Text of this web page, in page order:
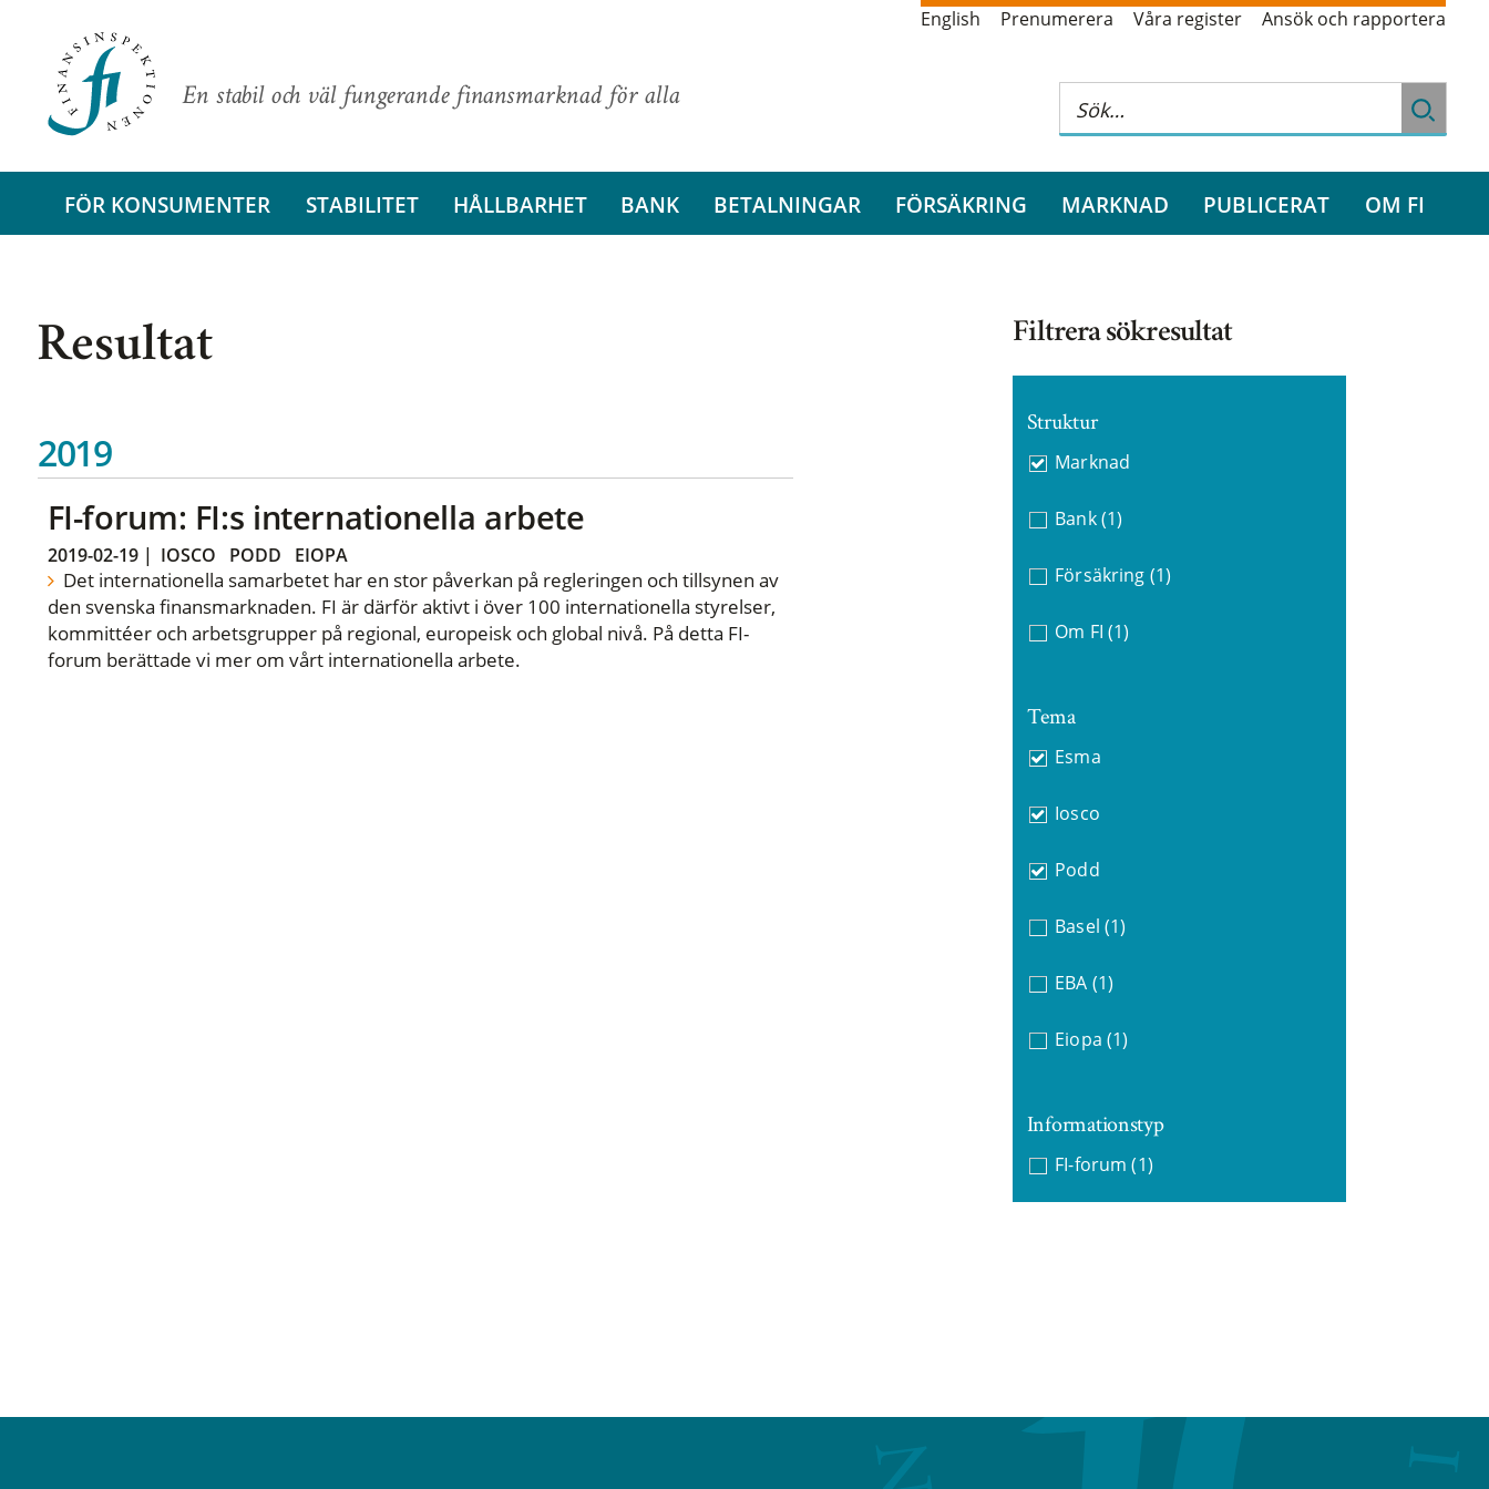
En stabil och väl fungerande finansmarknad för alla
English Prenumerera Våra register Ansök och rapportera
FÖR KONSUMENTER STABILITET HÅLLBARHET BANK BETALNINGAR FÖRSÄKRING MARKNAD PUBLICERAT OM FI
Resultat
2019
FI-forum: FI:s internationella arbete
2019-02-19| IOSCO PODD EIOPA
Det internationella samarbetet har en stor påverkan på regleringen och tillsynen av
den svenska finansmarknaden. FI är därför aktivt i över 100 internationella styrelser,
kommittéer och arbetsgrupper på regional, europeisk och global nivå. På detta FI-
forum berättade vi mer om vårt internationella arbete.
Filtrera sökresultat
Struktur
Marknad
Bank (1)
Försäkring (1)
Om FI (1)
Tema
Esma
Iosco
Podd
Basel (1)
EBA (1)
Eiopa (1)
Informationstyp
FI-forum (1)